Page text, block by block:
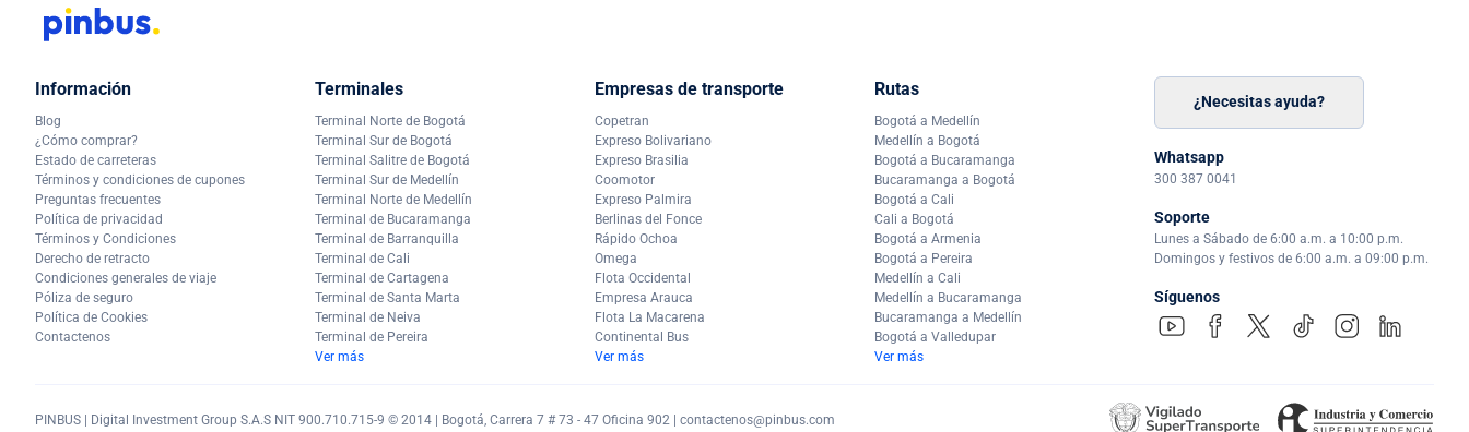
Información
Blog
¿Cómo comprar?
Estado de carreteras
Términos y condiciones de cupones
Preguntas frecuentes
Política de privacidad
Términos y Condiciones
Derecho de retracto
Condiciones generales de viaje
Póliza de seguro
Política de Cookies
Contactenos
Terminales
Terminal Norte de Bogotá
Terminal Sur de Bogotá
Terminal Salitre de Bogotá
Terminal Sur de Medellín
Terminal Norte de Medellín
Terminal de Bucaramanga
Terminal de Barranquilla
Terminal de Cali
Terminal de Cartagena
Terminal de Santa Marta
Terminal de Neiva
Terminal de Pereira
Ver más
Empresas de transporte
Copetran
Expreso Bolivariano
Expreso Brasilia
Coomotor
Expreso Palmira
Berlinas del Fonce
Rápido Ochoa
Omega
Flota Occidental
Empresa Arauca
Flota La Macarena
Continental Bus
Ver más
Rutas
Bogotá a Medellín
Medellín a Bogotá
Bogotá a Bucaramanga
Bucaramanga a Bogotá
Bogotá a Cali
Cali a Bogotá
Bogotá a Armenia
Bogotá a Pereira
Medellín a Cali
Medellín a Bucaramanga
Bucaramanga a Medellín
Bogotá a Valledupar
Ver más
¿Necesitas ayuda?
Whatsapp
300 387 0041
Soporte
Lunes a Sábado de 6:00 a.m. a 10:00 p.m.
Domingos y festivos de 6:00 a.m. a 09:00 p.m.
Síguenos
PINBUS | Digital Investment Group S.A.S NIT 900.710.715-9 © 2014 | Bogotá, Carrera 7 # 73 - 47 Oficina 902 | contactenos@pinbus.com